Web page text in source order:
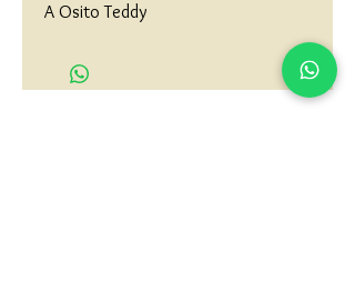
A Osito Teddy